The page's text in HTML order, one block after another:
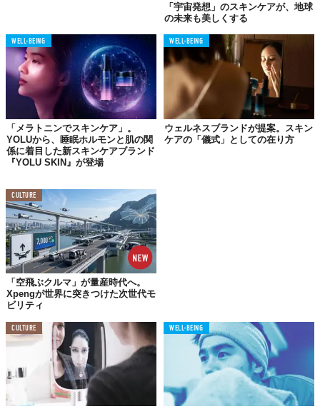
Instagram/skincaregenerics
Generics。同社は製品開発において、人気商品の成分を徹底的に
分析。類似性の高い成分を厳選し、製品の性能試験を行い品質に
もこだわっていると自信をのぞかせる。
近年、世界的な物価高騰の影響も相まって、化粧品市場では価格
と品質のバランスを重視する傾向が強まっている。特に、Z世代
は従来のブランドイメージや広告に左右されるのではなく、自ら
情報を収集し、賢く商品を選択する傾向がある。
破。消費者インサイト企業「Spate」の調査でも、昨年8月までの
1年間で、スキンケア関連の「ジェネリック商品」のオンライン検
索数は123.5%増加しているというデータもある。
あなたが重視するのは？
新たな価値観でスキンケア選びを
少し前までは、「
しれない。しかし、情報過多な現代において本当に価値のあるも
のを見極める力は、ますます重要になっている。Skincare
Genericsの登場は、高価格帯のスキンケアにこだわっていた人々
に「成分」という新しい視点を与え、本当に大切なものを見つめ
直すきっかけを与えてくれているのかもしれない。
「宇宙発想」のスキンケアが、地球
の未来も美しくする
WELL-BEING
「メラトニンでスキンケア」。
YOLUから、睡眠ホルモンと肌の関
係に着目した新スキンケアブランド
『YOLU SKIN』が登場
WELL-BEING
ウェルネスブランドが提案。スキン
ケアの「儀式」としての在り方
CULTURE
「空飛ぶクルマ」が量産時代へ。
Xpengが世界に突きつけた次世代モ
ビリティ
CULTURE WELL-BEING